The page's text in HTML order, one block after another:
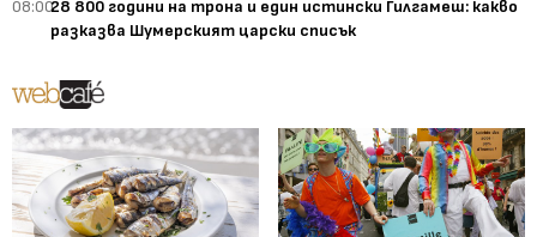
08:0028 800 години на трона и един истински Гилгамеш: какво
разказва Шумерският царски списък